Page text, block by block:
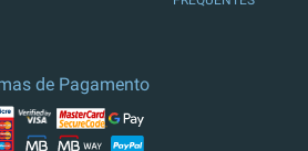
de Pagamento